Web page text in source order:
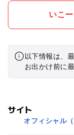
いこ
以下情報は、
お出かけ前に
サイト
オフィシャル